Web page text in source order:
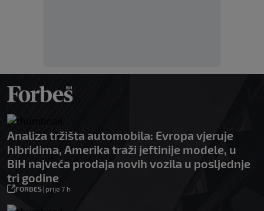
Analiza tržišta automobila: Evropa vjeruje
hibridima, Amerika traži jeftinije modele, u
BiH najveća prodaja novih vozila u posljednje
tri godine
FORBES| prije 7 h